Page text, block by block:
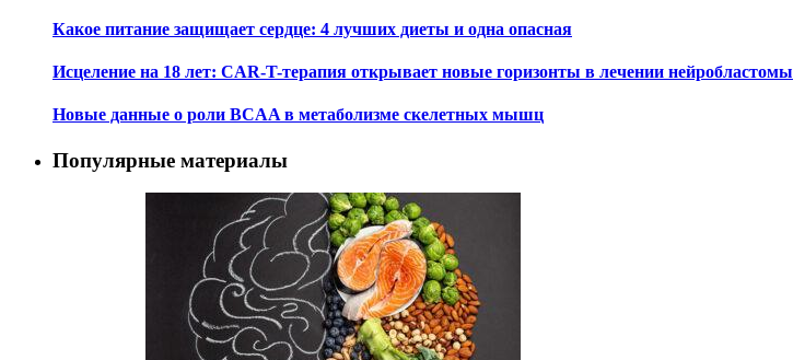
Какое питание защищает сердце: 4 лучших диеты и одна опасная
Исцеление на 18 лет: CAR-T-терапия открывает новые горизонты в лечении нейробластомы
Новые данные о роли BCAA в метаболизме скелетных мышц
Популярные материалы